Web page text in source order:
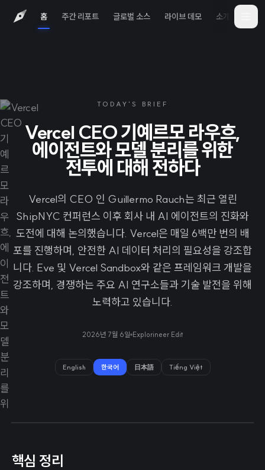
홈 주간 리포트 글로벌 소스 라이브 데모 소개
TODAY'S BRIEF
Vercel CEO 기예르모 라우흐,
에이전트와 모델 분리를 위한
전투에 대해 전하다
Vercel의 CEO 인 Guillermo Rauch는 최근 열린
ShipNYC 컨퍼런스 이후 회사 내 AI 에이전트의 진화와
도전에 대해 논의했습니다. Vercel은 매일 6백만 번의 배
포를 진행하며, 안전한 AI 데이터 처리의 필요성을 강조합
니다. Eve 및 Vercel Sandbox와 같은 프레임워크 개발을
강조하며, 경쟁하는 주요 AI 연구소들과 기술 발전을 위해
노력하고 있습니다.
2026년 7월 6일 Explorineer Edit
English 한국어 日本語 Tiếng Việt
핵심 정리